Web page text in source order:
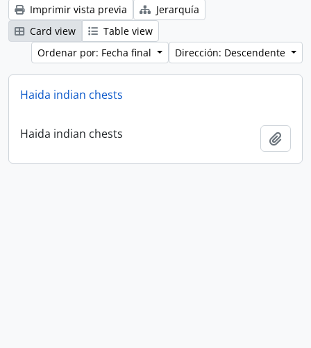
Imprimir vista previa
Jerarquía
Card view
Table view
Ordenar por: Fecha final
Dirección: Descendente
Haida indian chests
Haida indian chests